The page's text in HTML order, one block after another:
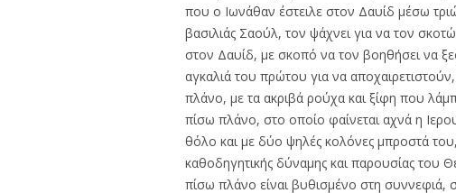
που ο Ιωνάθαν έστειλε στον Δαυίδ μέσω
βασιλιάς Σαούλ, τον ψάχνει για να τον
στον Δαυίδ, με σκοπό να τον βοηθήσει να
αγκαλιά του πρώτου για να
πλάνο, με τα ακριβά ρούχα και ξίφη που
πίσω πλάνο, στο οποίο φαίνεται αχνά η
θόλο και με δύο ψηλές κολόνες μπροστά
καθοδηγητικής δύναμης και παρουσίας του
πίσω πλάνο είναι βυθισμένο στη συννεφιά,